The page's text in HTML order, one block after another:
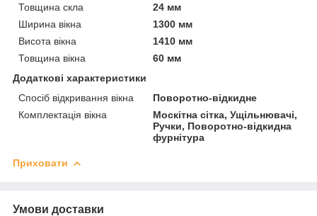
Товщина скла
24 мм
Ширина вікна
1300 мм
Висота вікна
1410 мм
Товщина вікна
60 мм
Додаткові характеристики
Спосіб відкривання вікна
Поворотно-відкидне
Комплектація вікна
Москітна сітка, Ущільнювачі,
Ручки, Поворотно-відкидна
фурнітура
Приховати
Умови доставки